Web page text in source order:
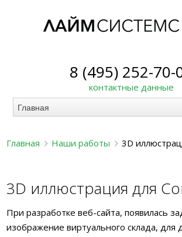
8 (495) 252-70-
контактные данные
Главная Наши работы 3D
3D иллюстрация для
При разработке веб-сайта, появилась
изображение виртуального склада, для